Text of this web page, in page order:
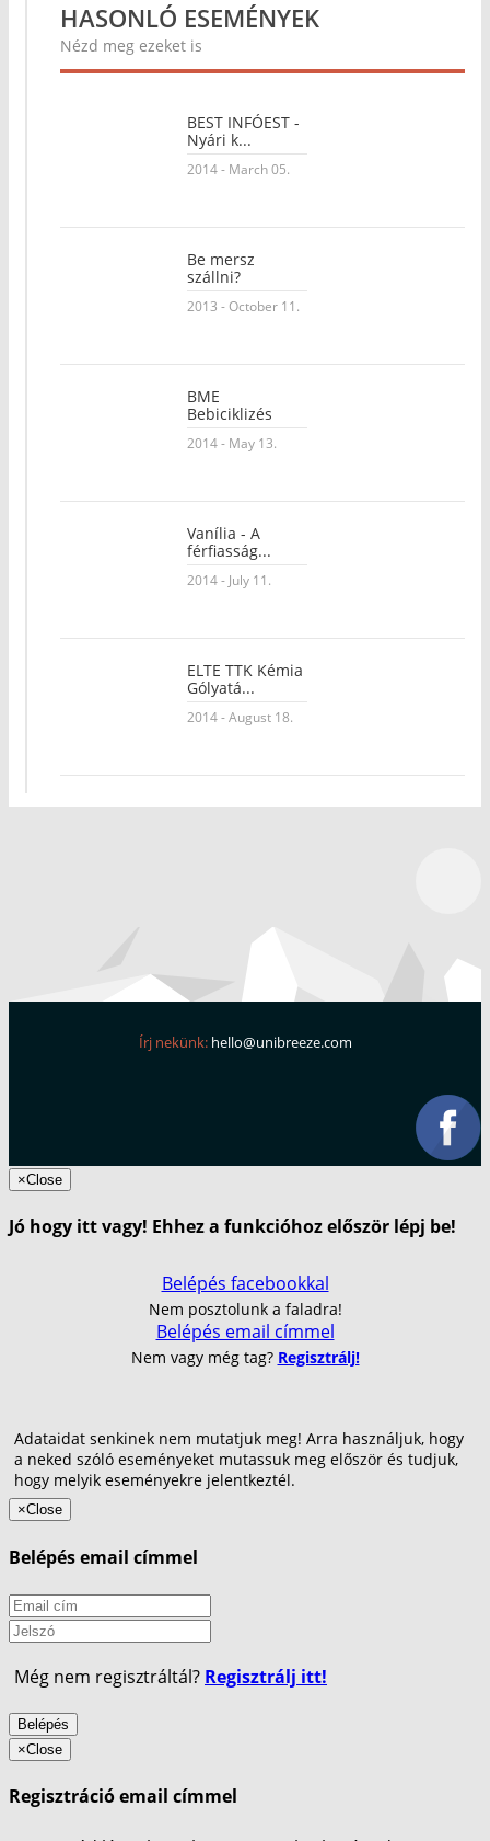
HASONLÓ ESEMÉNYEK
Nézd meg ezeket is
BEST INFÓEST -
Nyári k...
2014 - March 05.
Be mersz
szállni?
2013 - October 11.
BME
Bebiciklizés
2014 - May 13.
Vanília - A
férfiasság...
2014 - July 11.
ELTE TTK Kémia
Gólyatá...
2014 - August 18.
Írj nekünk: hello@unibreeze.com
×Close
Jó hogy itt vagy! Ehhez a funkcióhoz először lépj be!
Belépés facebookkal
Nem posztolunk a faladra!
Belépés email címmel
Nem vagy még tag? Regisztrálj!
Adataidat senkinek nem mutatjuk meg! Arra használjuk, hogy
a neked szóló eseményeket mutassuk meg először és tudjuk,
hogy melyik eseményekre jelentkeztél.
×Close
Belépés email címmel
Még nem regisztráltál? Regisztrálj itt!
Belépés
×Close
Regisztráció email címmel